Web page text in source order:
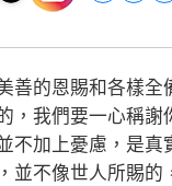
的恩賜和各樣全
我們要一心稱謝
加上憂慮，是真
不像世人所賜的